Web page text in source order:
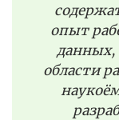
опыт
данных,
области